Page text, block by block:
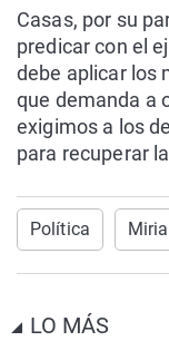
Casas, por su
predicar con el
debe aplicar los
que demanda a
exigimos a los
para recuperar
Política
LO MÁS